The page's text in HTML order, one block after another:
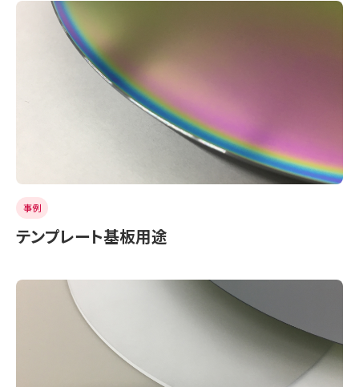
事例
テンプレート基板用途